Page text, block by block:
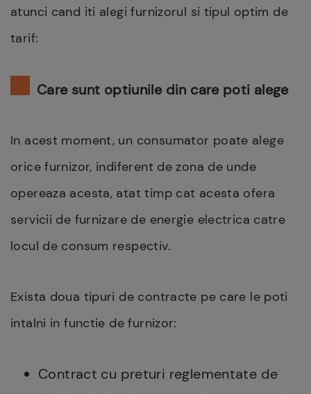
atunci cand iti alegi furnizorul si tipul optim de
tarif:
Care sunt optiunile din care poti alege
In acest moment, un consumator poate alege
orice furnizor, indiferent de zona de unde
opereaza acesta, atat timp cat acesta ofera
servicii de furnizare de energie electrica catre
locul de consum respectiv.
Exista doua tipuri de contracte pe care le poti
intalni in functie de furnizor:
Contract cu preturi reglementate de